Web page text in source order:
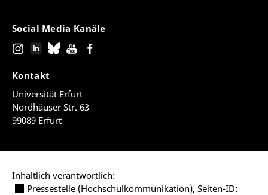
Social Media Kanäle
Kontakt
Universität Erfurt
Nordhäuser Str. 63
99089 Erfurt
Inhaltlich verantwortlich:
Pressestelle (Hochschulkommunikation), Seiten-ID: